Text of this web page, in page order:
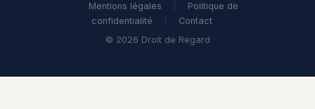
Mentions légales
Politique de
confidentialité
Contact
© 2026 Droit de Regard